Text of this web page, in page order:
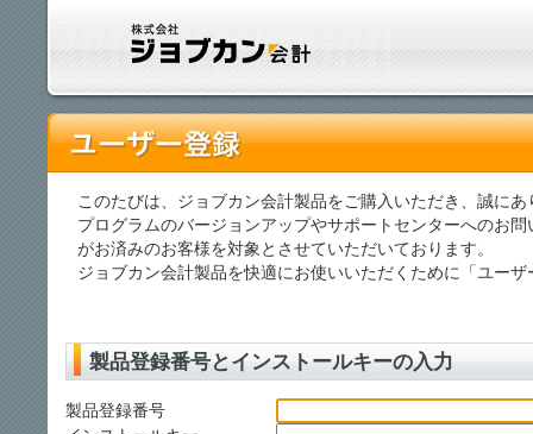
このたびは、ジョブカン会計製品をご購入いただき、誠に
プログラムのバージョンアップやサポートセンターへのお
がお済みのお客様を対象とさせていただいております。
ジョブカン会計製品を快適にお使いいただくために「ユー
製品登録番号とインストールキーの入力
製品登録番号